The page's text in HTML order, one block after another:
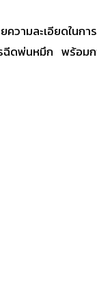
วามละเอียดในก
ฉีดพ่นหมึก พร้อม